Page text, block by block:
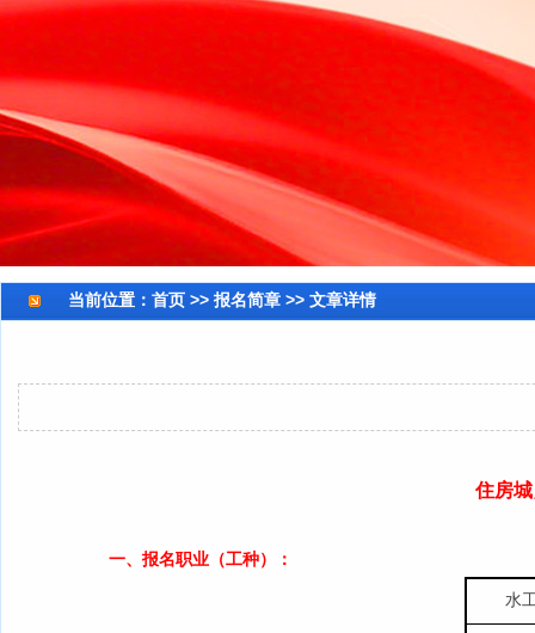
当前位置： 首页 >> 报名简章 >> 文章详情
住房
一、报名职业（工种）：
水